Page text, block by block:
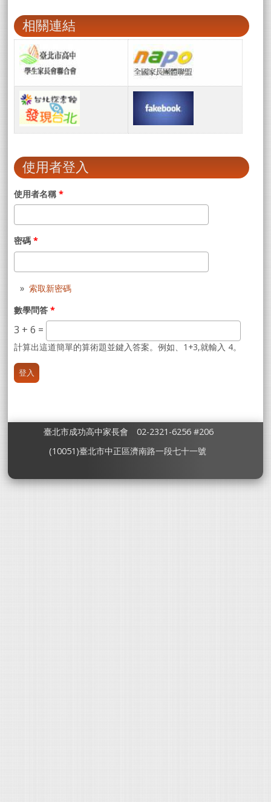
相關連結
使用者登入
使用者名稱*
密碼*
索取新密碼
數學問答*
3 + 6 =
計算出這道簡單的算術題並鍵入答案。例如、1+3,就輸入 4。
臺北市成功高中家長會 02-2321-6256 #206
(10051)臺北市中正區濟南路一段七十一號